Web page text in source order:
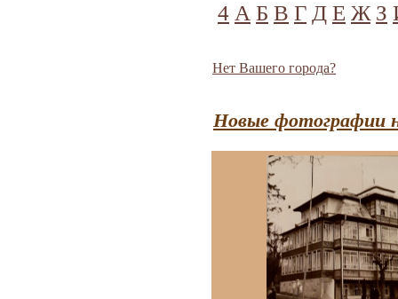
4 А Б В Г Д Е Ж З
Нет Вашего города?
Новые фотографии